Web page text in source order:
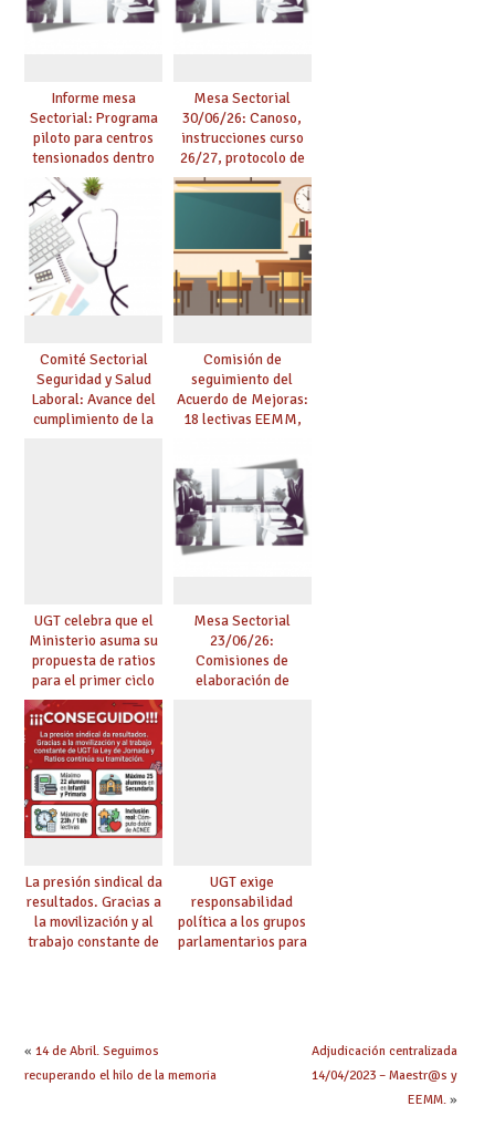
posible
Informe mesa
Sectorial: Programa
piloto para centros
tensionados dentro
del marco del
Acuerdo de Mejoras y
evaluación del curso
25/26
Mesa Sectorial
30/06/26: Canoso,
instrucciones curso
26/27, protocolo de
agresiones.
Comité Sectorial
Seguridad y Salud
Laboral: Avance del
cumplimiento de la
Comisión de
seguimiento del
Acuerdo de Mejoras:
18 lectivas EEMM,
mayores 55 y pilotaje
en centros
tensionados
UGT celebra que el
Ministerio asuma su
propuesta de ratios
para el primer ciclo
de Infantil y pide
extender la misma
ambición al resto de
etapas
Mesa Sectorial
23/06/26:
Comisiones de
elaboración de
La presión sindical da
resultados. Gracias a
la movilización y al
trabajo constante de
UGT exige
responsabilidad
política a los grupos
parlamentarios para
« 14 de Abril. Seguimos
recuperando el hilo de la memoria
Adjudicación centralizada
14/04/2023 – Maestr@s y
EEMM.»